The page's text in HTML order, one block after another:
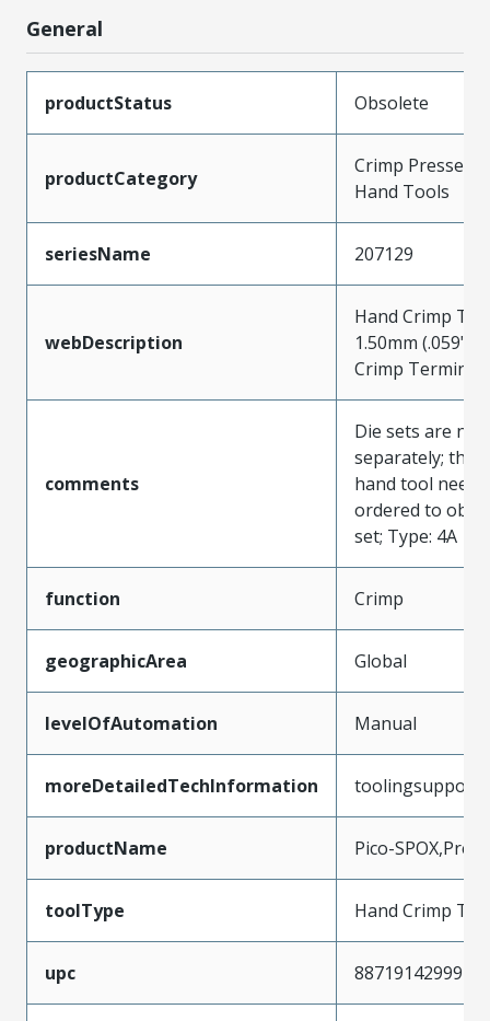
General
productStatus Obsolete
productCategory
Crimp Presses
Hand Tools
seriesName 207129
webDescription
Hand Crimp
1.50mm (.059")
Crimp Terminals
comments
Die sets are not
separately; the
hand tool
ordered to
set; Type: 4A
function Crimp
geographicArea Global
levelOfAutomation Manual
moreDetailedTechInformation
productName Pico-
toolType Hand Crimp
upc 887191429991